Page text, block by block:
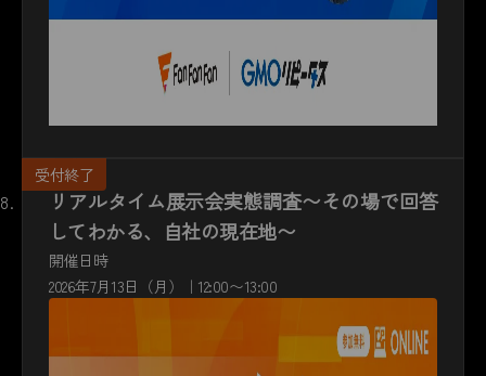
リアルタイム展示会実態調査〜その場で回答
してわかる、自社の現在地〜
開催日時
2026年7月13日（月）｜12:00〜13:00